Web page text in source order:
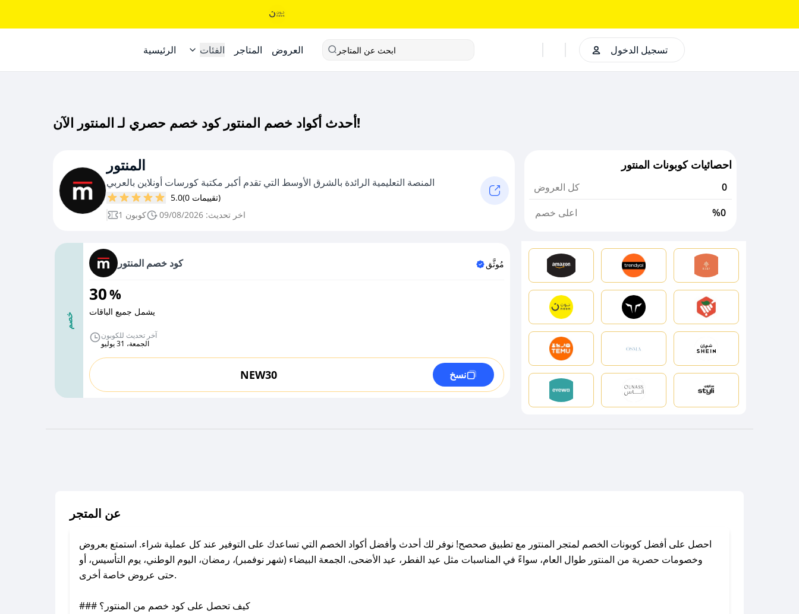
الرئيسية الفئات المتاجر العروض ابحث عن المتاجر تسجيل الدخول
أحدث أكواد خصم المنتور كود خصم حصري لـ المنتور الآن!
المنتور
المنصة التعليمية الرائدة بالشرق الأوسط التي تقدم أكبر مكتبة كورسات أونلاين بالعربي
5.0
(0 تقييمات)
1 كوبون
اخر تحديث: 09/08/2026
احصائيات كوبونات المنتور
كل العروض
0
اعلى خصم
%0
خصم
كود خصم المنتور مُوثَّق
30%
يشمل جميع الباقات
آخر تحديث للكوبون
الجمعة، 31 يوليو
NEW30 نسخ
عن المتجر
احصل على أفضل كوبونات الخصم لمتجر المنتور مع تطبيق صحصح! نوفر لك أحدث وأفضل أكواد الخصم التي تساعدك على التوفير عند كل عملية شراء. استمتع بعروض
وخصومات حصرية من المنتور طوال العام، سواءً في المناسبات مثل عيد الفطر، عيد الأضحى، الجمعة البيضاء (شهر نوفمبر)، رمضان، اليوم الوطني، يوم التأسيس، أو
حتى عروض خاصة أخرى.
### كيف تحصل على كود خصم من المنتور؟